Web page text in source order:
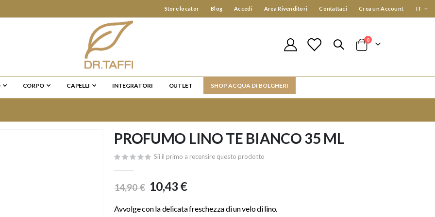
Store locator Blog Accedi Area Rivenditori Contattaci Crea un Account Lingua
IT
Cart
0elementi
CORPO CAPELLI INTEGRATORI OUTLET SHOP ACQUA DI BOLGHERI
PROFUMO LINO TE BIANCO 35 ML
Sii il primo a recensire questo prodotto
14,90 € 10,43 €
Avvolge con la delicata freschezza di un velo di lino.